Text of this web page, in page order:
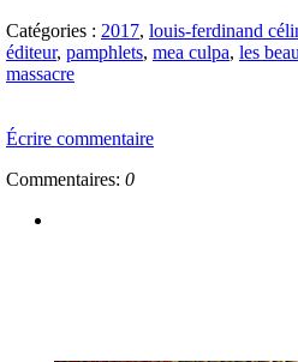
Catégories : 2017, louis-ferdinand
éditeur, pamphlets, mea culpa, les
massacre
Écrire commentaire
Commentaires: 0